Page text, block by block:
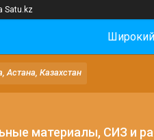
Satu.kz
Широкий
Астана, Казахстан
материалы, СИЗ и